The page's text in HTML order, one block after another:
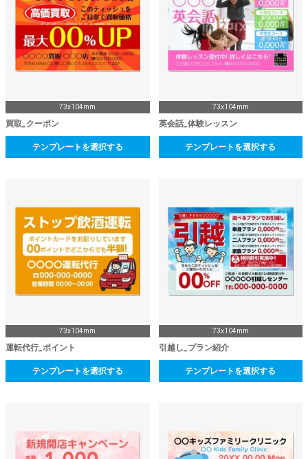
73x104mm
買取_クーポン
テンプレートを選択する
73x104mm
英会話_体験レッスン
テンプレートを選択する
73x104mm
運転代行_ポイント
テンプレートを選択する
73x104mm
引越し_プラン紹介
テンプレートを選択する